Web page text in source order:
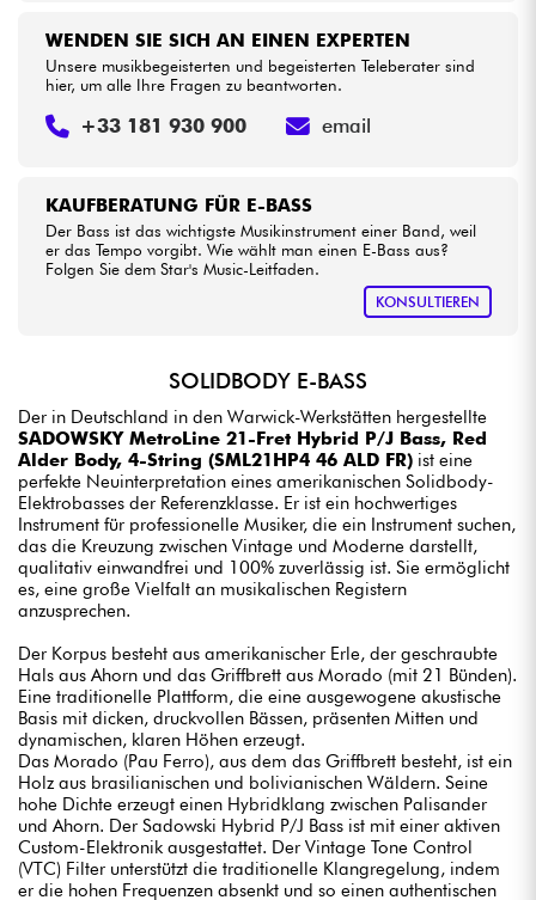
KAUFBERATUNG FÜR E-BASS
Der Bass ist das wichtigste Musikinstrument einer Band, weil
er das Tempo vorgibt. Wie wählt man einen E-Bass aus?
Folgen Sie dem Star's Music-Leitfaden.
KONSULTIEREN
WENDEN SIE SICH AN EINEN EXPERTEN
Unsere musikbegeisterten und begeisterten Teleberater sind
hier, um alle Ihre Fragen zu beantworten.
+33 181 930 900 email
SOLIDBODY E-BASS
Der in Deutschland in den Warwick-Werkstätten hergestellte
SADOWSKY MetroLine 21-Fret Hybrid P/J Bass, Red
Alder Body, 4-String (SML21HP4 46 ALD FR) ist eine
perfekte Neuinterpretation eines amerikanischen Solidbody-
Elektrobasses der Referenzklasse. Er ist ein hochwertiges
Instrument für professionelle Musiker, die ein Instrument suchen,
das die Kreuzung zwischen Vintage und Moderne darstellt,
qualitativ einwandfrei und 100% zuverlässig ist. Sie ermöglicht
es, eine große Vielfalt an musikalischen Registern
anzusprechen.
Der Korpus besteht aus amerikanischer Erle, der geschraubte
Hals aus Ahorn und das Griffbrett aus Morado (mit 21 Bünden).
Eine traditionelle Plattform, die eine ausgewogene akustische
Basis mit dicken, druckvollen Bässen, präsenten Mitten und
dynamischen, klaren Höhen erzeugt.
Das Morado (Pau Ferro), aus dem das Griffbrett besteht, ist ein
Holz aus brasilianischen und bolivianischen Wäldern. Seine
hohe Dichte erzeugt einen Hybridklang zwischen Palisander
und Ahorn. Der Sadowski Hybrid P/J Bass ist mit einer aktiven
Custom-Elektronik ausgestattet. Der Vintage Tone Control
(VTC) Filter unterstützt die traditionelle Klangregelung, indem
er die hohen Frequenzen absenkt und so einen authentischen